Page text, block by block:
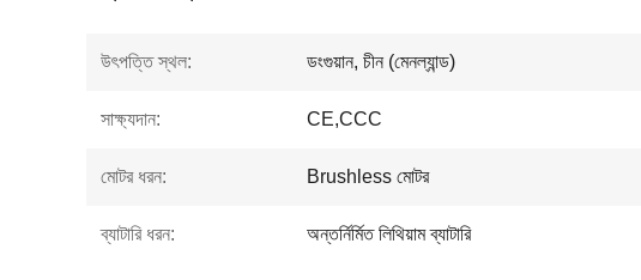
উৎপত্তি স্থল: ডংগুয়ান, চীন (মেনল্যান্ড)
সাক্ষ্যদান: CE,CCC
মোটর ধরন: Brushless মোটর
ব্যাটারি ধরন: অন্তর্নির্মিত লিথিয়াম ব্যাটারি